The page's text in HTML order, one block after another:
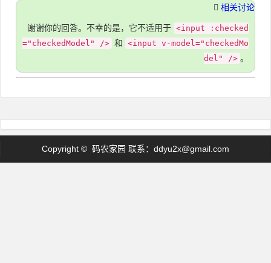
相关讨论
谢谢你的回答。不幸的是，它不适用于 <input :checked
="checkedModel" /> 和
<input v-model="checkedMo
del" /> 。
Copyright © 码农家园 联系： ddyu2x@gmail.com